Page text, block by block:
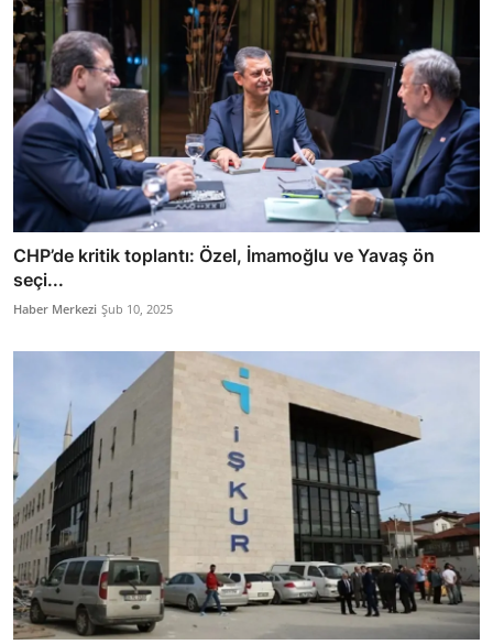
CHP’de kritik toplantı: Özel, İmamoğlu ve Yavaş ön
seçi...
Haber Merkezi Şub 10, 2025